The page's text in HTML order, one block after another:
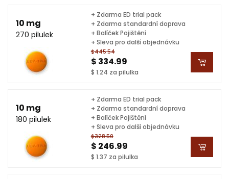
10 mg
270 pilulek
$445.54
$ 334.99
$ 1.24 za pilulka
+ Zdarma ED trial pack
+ Zdarma standardní doprava
+ Balíček Pojištění
+ Sleva pro další objednávku
10 mg
180 pilulek
$328.50
$ 246.99
$ 1.37 za pilulka
+ Zdarma ED trial pack
+ Zdarma standardní doprava
+ Balíček Pojištění
+ Sleva pro další objednávku